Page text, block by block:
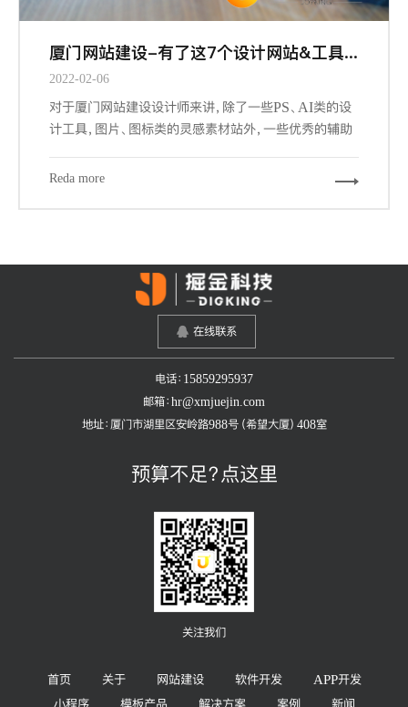
厦门网站建设-有了这7个设计网站&工具，做设计更有谱了
2022-02-06
对于厦门网站建设设计师来讲，除了一些PS、AI类的设
计工具，图片、图标类的灵感素材站外，一些优秀的辅助
我们的设计工作。下面给大家推荐7个必备的辅助工具和
Reda more
在线联系
电话：15859295937
邮箱：hr@xmjuejin.com
地址：厦门市湖里区安岭路988号（希望大厦）408室
预算不足？点这里
关注我们
首页 关于 网站建设 软件开发
APP开发
小程序
模板产品 解决方案 案例 新闻